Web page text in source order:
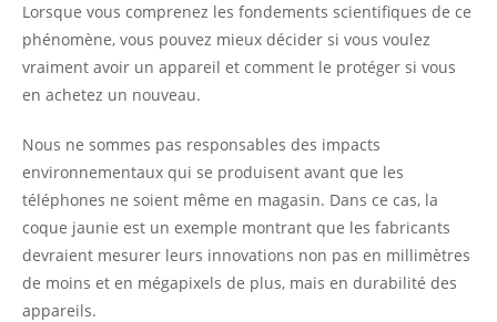
Lorsque vous comprenez les fondements scientifiques de ce
phénomène, vous pouvez mieux décider si vous voulez
vraiment avoir un appareil et comment le protéger si vous
en achetez un nouveau.
Nous ne sommes pas responsables des impacts
environnementaux qui se produisent avant que les
téléphones ne soient même en magasin. Dans ce cas, la
coque jaunie est un exemple montrant que les fabricants
devraient mesurer leurs innovations non pas en millimètres
de moins et en mégapixels de plus, mais en durabilité des
appareils.